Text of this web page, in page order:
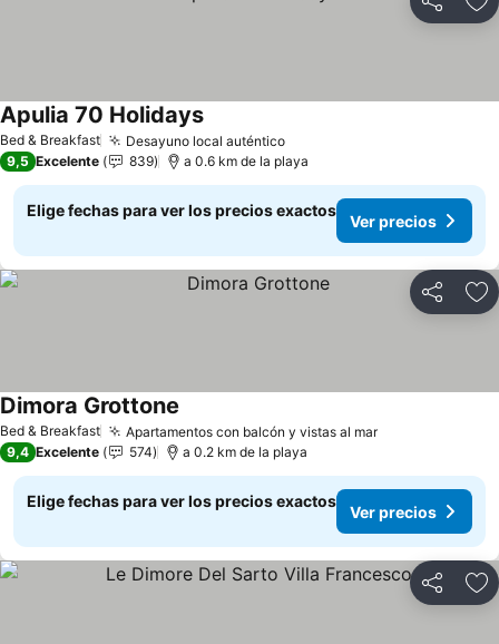
Compartir
Bed & Breakfast Desayuno local auténticoVer precios
Apulia 70 HolidaysVer precios
9,5 Excelente 839 a 0.6 km de la playa
Elige fechas para ver los precios exactos
Ver precios
Compartir
Bed & Breakfast Apartamentos con balcón y vistas al marVer precios
Dimora Grottone
9,4 Excelente 574 a 0.2 km de la playa
Elige fechas para ver los precios exactos
Ver precios
Compartir